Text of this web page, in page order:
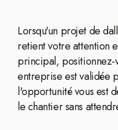
Lorsqu'un projet de
retient votre attention
principal, positionnez-
entreprise est validée
l'opportunité vous est
le chantier sans